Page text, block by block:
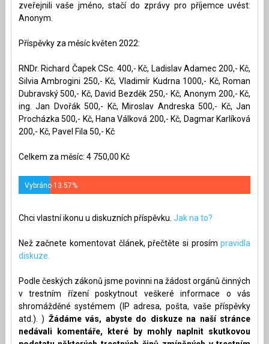
zveřejnili vaše jméno, stačí do zprávy pro příjemce uvést:
Anonym.
Příspěvky za měsíc květen 2022:
RNDr. Richard Čapek CSc. 400,- Kč, Ladislav Adamec 200,- Kč,
Silvia Ambrogini 250,- Kč, Vladimír Kudrna 1000,- Kč, Roman
Dubravský 500,- Kč, David Bezděk 250,- Kč, Anonym 200,- Kč,
ing. Jan Dvořák 500,- Kč, Miroslav Andreska 500,- Kč, Jan
Procházka 500,- Kč, Hana Válková 200,- Kč, Dagmar Karlíková
200,- Kč, Pavel Fila 50,- Kč
Celkem za měsíc: 4 750,00 Kč
Vybráno 13.57%
Chci vlastní ikonu u diskuzních příspěvku. Jak na to?
Než začnete komentovat článek, přečtěte si prosímpravidla
diskuze.
Podle českých zákonů jsme povinni na žádost orgánů činných
v trestním řízení poskytnout veškeré informace o vás
shromážděné systémem (IP adresa, pošta, vaše příspěvky
atd.). ) Žádáme vás, abyste do diskuze na naší stránce
nedávali komentáře, které by mohly naplnit skutkovou